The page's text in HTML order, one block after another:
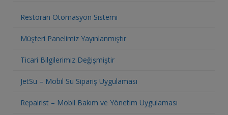
Restoran Otomasyon Sistemi
Müşteri Panelimiz Yayınlanmıştır
Ticari Bilgilerimiz Değişmiştir
JetSu – Mobil Su Sipariş Uygulaması
Repairist – Mobil Bakım ve Yönetim Uygulaması